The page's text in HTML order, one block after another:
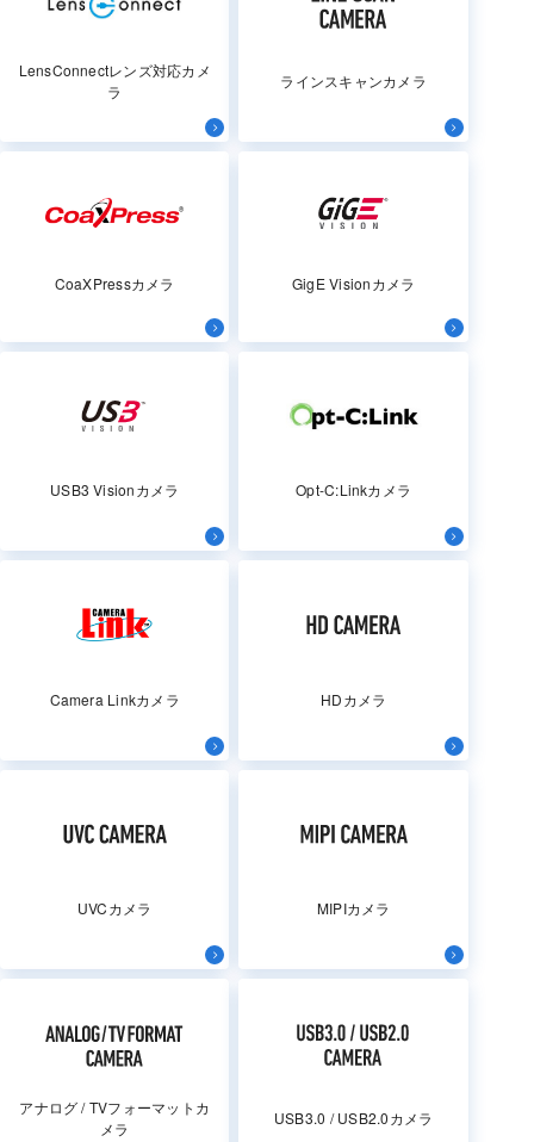
LensConnectレンズ対応カメ
ラ
ラインスキャンカメラ
CoaXPressカメラ GigE Visionカメラ
USB3 Visionカメラ Opt-C:Linkカメラ
Camera Linkカメラ HDカメラ
UVCカメラ MIPIカメラ
アナログ / TVフォーマットカ
メラ
USB3.0 / USB2.0カメラ